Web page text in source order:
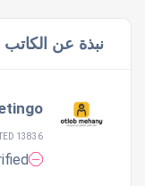
نبذة عن الكاتب
13836 PLACES HOSTED